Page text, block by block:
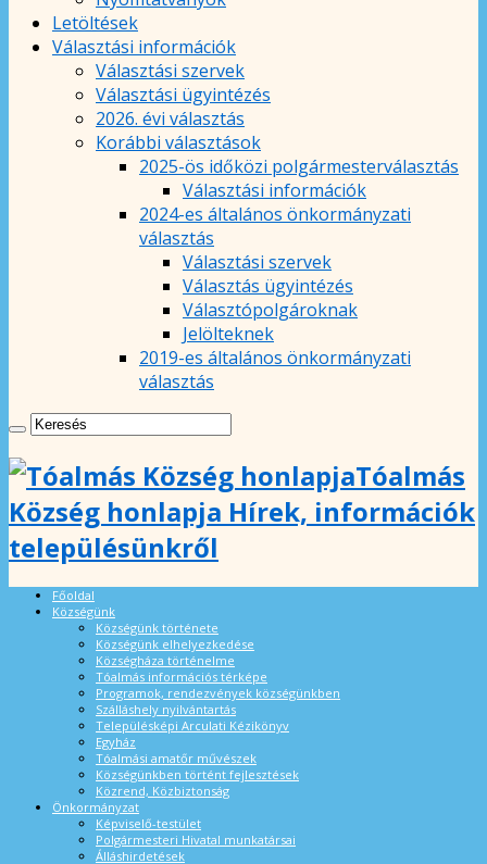
Letöltések
Választási információk
Választási szervek
Választási ügyintézés
2026. évi választás
Korábbi választások
2025-ös időközi polgármesterválasztás
Választási információk
2024-es általános önkormányzati
választás
Választási szervek
Választás ügyintézés
Választópolgároknak
Jelölteknek
2019-es általános önkormányzati
választás
Tóalmás
Község honlapja Hírek, információk
településünkről
Főoldal
Községünk
Községünk története
Községünk elhelyezkedése
Községháza történelme
Tóalmás információs térképe
Programok, rendezvények községünkben
Szálláshely nyilvántartás
Településképi Arculati Kézikönyv
Egyház
Tóalmási amatőr művészek
Községünkben történt fejlesztések
Közrend, Közbiztonság
Önkormányzat
Képviselő-testület
Polgármesteri Hivatal munkatársai
Álláshirdetések